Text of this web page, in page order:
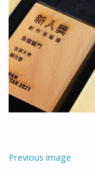
Previous image